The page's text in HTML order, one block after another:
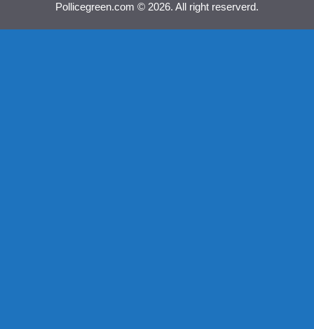
Pollicegreen.com © 2026. All right reserverd.